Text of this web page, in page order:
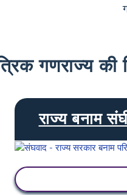
गणराज्य की
राज्य बनाम